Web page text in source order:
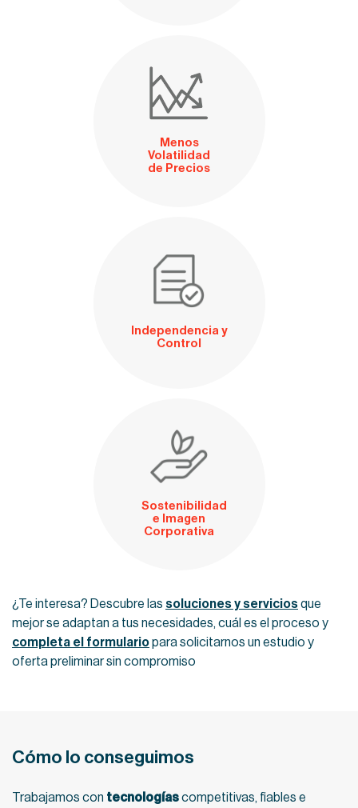
Menos
Volatilidad
de Precios
Independencia y
Control
Sostenibilidad
e Imagen
Corporativa
¿Te interesa? Descubre las soluciones y serviciosque
mejor se adaptan a tus necesidades, cuál es el proceso y
completa el formulariopara solicitarnos un estudio y
oferta preliminar sin compromiso
Cómo lo conseguimos
Trabajamos con tecnologíascompetitivas, fiables e